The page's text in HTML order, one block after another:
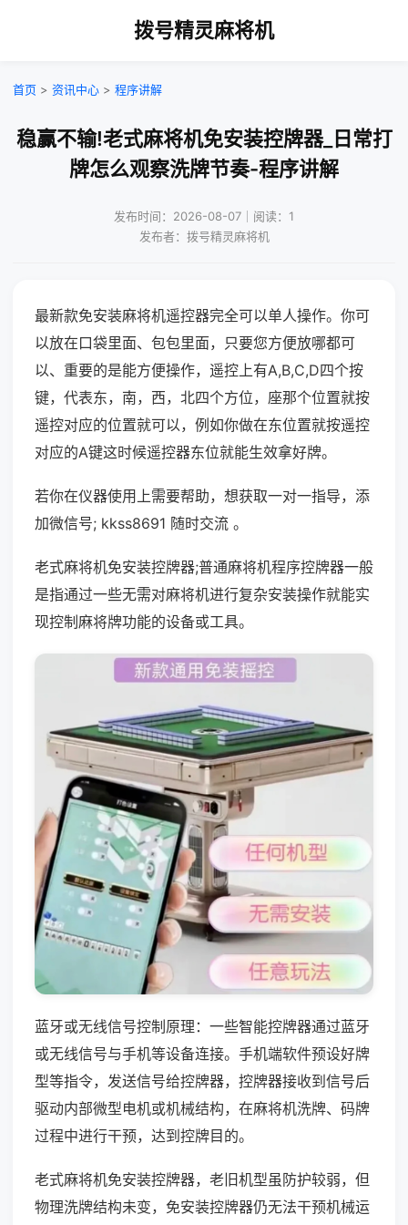
拨号精灵麻将机
首页 > 资讯中心 > 程序讲解
稳赢不输!老式麻将机免安装控牌器_日常打
牌怎么观察洗牌节奏-程序讲解
发布时间：2026-08-07｜阅读：1
发布者：拨号精灵麻将机
最新款免安装麻将机遥控器完全可以单人操作。你可
以放在口袋里面、包包里面，只要您方便放哪都可
以、重要的是能方便操作，遥控上有A,B,C,D四个按
键，代表东，南，西，北四个方位，座那个位置就按
遥控对应的位置就可以，例如你做在东位置就按遥控
对应的A键这时候遥控器东位就能生效拿好牌。
若你在仪器使用上需要帮助，想获取一对一指导，添
加微信号; kkss8691 随时交流 。
老式麻将机免安装控牌器;普通麻将机程序控牌器一般
是指通过一些无需对麻将机进行复杂安装操作就能实
现控制麻将牌功能的设备或工具。
蓝牙或无线信号控制原理：一些智能控牌器通过蓝牙
或无线信号与手机等设备连接。手机端软件预设好牌
型等指令，发送信号给控牌器，控牌器接收到信号后
驱动内部微型电机或机械结构，在麻将机洗牌、码牌
过程中进行干预，达到控牌目的。
老式麻将机免安装控牌器，老旧机型虽防护较弱，但
物理洗牌结构未变，免安装控牌器仍无法干预机械运